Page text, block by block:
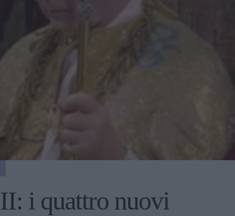
i quattro nuovi